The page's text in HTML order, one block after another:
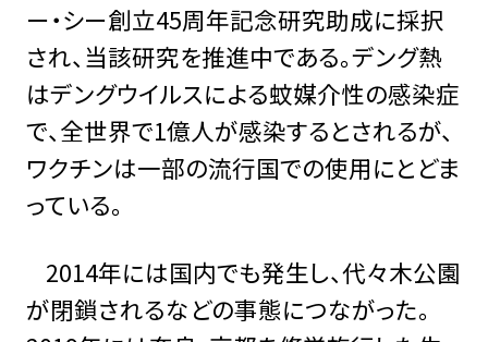
ー・シー創立45周年記念研究助成に採択
され、当該研究を推進中である。デング熱
はデングウイルスによる蚊媒介性の感染症
で、全世界で1億人が感染するとされるが、
ワクチンは一部の流行国での使用にとどま
っている。
2014年には国内でも発生し、代々木公園
が閉鎖されるなどの事態につながった。